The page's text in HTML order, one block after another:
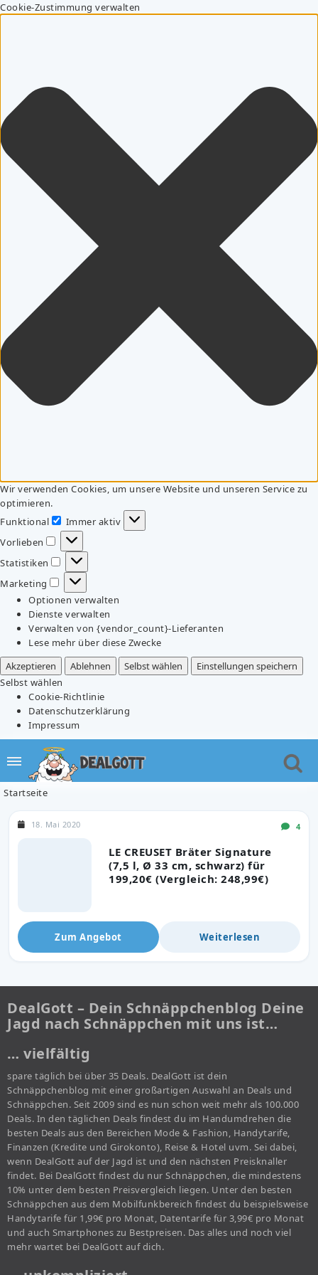
Cookie-Zustimmung verwalten
Wir verwenden Cookies, um unsere Website und unseren Service zu
optimieren.
Funktional
Funktional
Immer aktiv
Vorlieben
Vorlieben
Statistiken
Statistiken
Marketing
Marketing
Optionen verwalten
Dienste verwalten
Verwalten von {vendor_count}-Lieferanten
Lese mehr über diese Zwecke
Akzeptieren
Ablehnen Selbst wählen
Einstellungen speichern
Selbst wählen
Cookie-Richtlinie
Datenschutzerklärung
Impressum
Startseite
LE CREUSET Bräter Signature
(7,5 l, Ø 33 cm, schwarz) für
199,20€ (Vergleich: 248,99€)
18. Mai 2020 4
Zum Angebot Weiterlesen
DealGott – Dein Schnäppchenblog Deine
Jagd nach Schnäppchen mit uns ist…
… vielfältig
spare täglich bei über 35 Deals. DealGott ist dein
Schnäppchenblog mit einer großartigen Auswahl an Deals und
Schnäppchen. Seit 2009 sind es nun schon weit mehr als 100.000
Deals. In den täglichen Deals findest du im Handumdrehen die
besten Deals aus den Bereichen Mode & Fashion, Handytarife,
Finanzen (Kredite und Girokonto), Reise & Hotel uvm. Sei dabei,
wenn DealGott auf der Jagd ist und den nächsten Preisknaller
findet. Bei DealGott findest du nur Schnäppchen, die mindestens
10% unter dem besten Preisvergleich liegen. Unter den besten
Schnäppchen aus dem Mobilfunkbereich findest du beispielsweise
Handytarife für 1,99€ pro Monat, Datentarife für 3,99€ pro Monat
und auch Smartphones zu Bestpreisen. Das alles und noch viel
mehr wartet bei DealGott auf dich.